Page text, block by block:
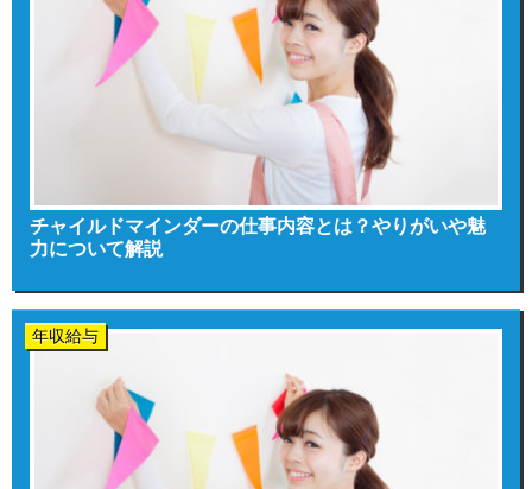
チャイルドマインダーの仕事内容とは？やりがいや魅
力について解説
年収給与